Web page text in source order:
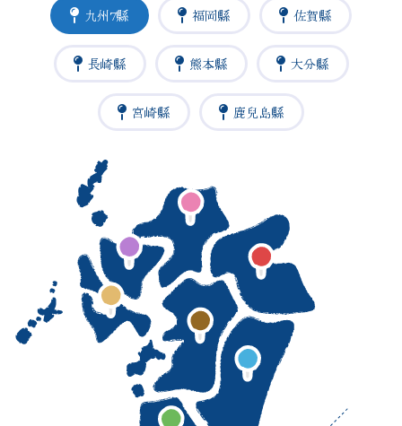
九州7縣 福岡縣 佐賀縣
長崎縣 熊本縣 大分縣
宮崎縣 鹿兒島縣